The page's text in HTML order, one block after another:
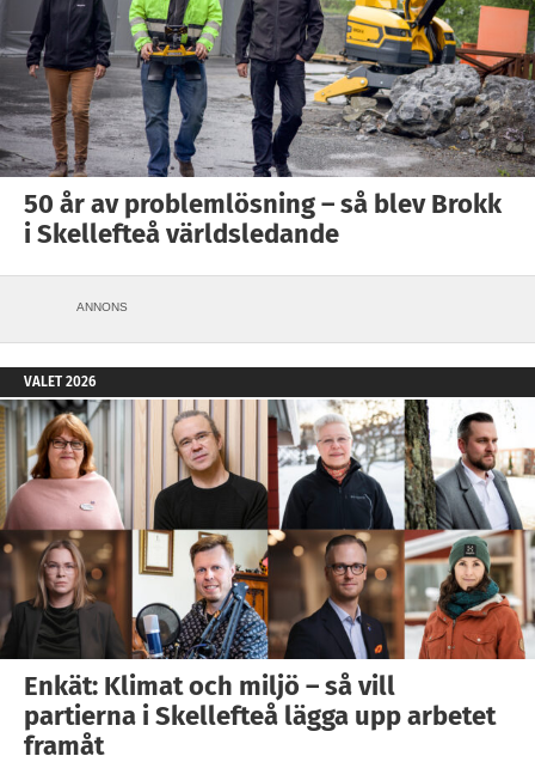
50 år av problemlösning – så blev Brokk
i Skellefteå världsledande
ANNONS
VALET 2026
Enkät: Klimat och miljö – så vill
partierna i Skellefteå lägga upp arbetet
framåt